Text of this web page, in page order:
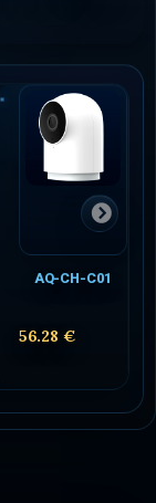
AQ-CH-C01
56.28 €